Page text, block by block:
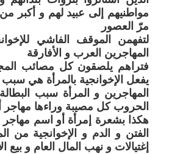
مواطنيهم إلى عبيد لهم و
مرّ العصور
لتفهمن الموقف الفاشي
المهاجرين العرب و الأفارقة
فتراهم يلصقون كل مصائب
يفعل الإخوانجية بالمرأة هي سبب
المهاجرين و المرأة سبب
الحروب كل مصيبة وراءها مهاجر
هكذا بشعرة إمرأة أو اسم مهاجر
الفتن و الدم و الإخوانجية
إغتيالات و نهب المال العام و